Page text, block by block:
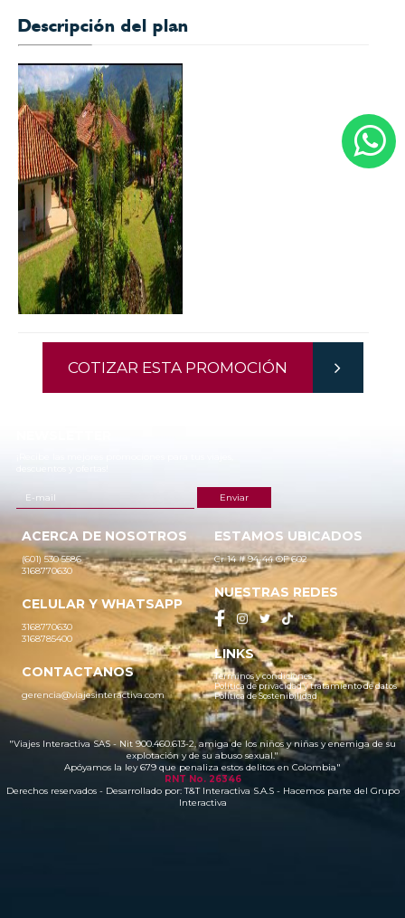
Descripción del plan
COTIZAR ESTA PROMOCIÓN
ACERCA DE NOSOTROS
(601) 530 5586
3168770630
CELULAR Y WHATSAPP
3168770630
3168785400
CONTACTANOS
gerencia@viajesinteractiva.com
ESTAMOS UBICADOS
Cr 14 # 94-44 OF 602
NUESTRAS REDES
LINKS
Términos y condiciones
Política de privacidad y tratamiento de datos
Política de Sostenibilidad
"Viajes Interactiva SAS - Nit 900.460.613-2, amiga de los niños y niñas y enemiga de su
explotación y de su abuso sexual."
Apóyamos la ley 679 que penaliza estos delitos en Colombia"
RNT No. 26346
Derechos reservados - Desarrollado por:T&T Interactiva S.A.S- Hacemos parte del Grupo
Interactiva